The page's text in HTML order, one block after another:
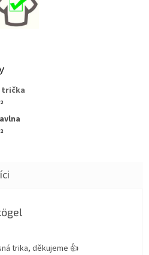
trička
je 5 z 5 hvězdiček.
trika, děkujeme 👍